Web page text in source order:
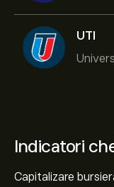
UTI
Indicatori
Capitalizare